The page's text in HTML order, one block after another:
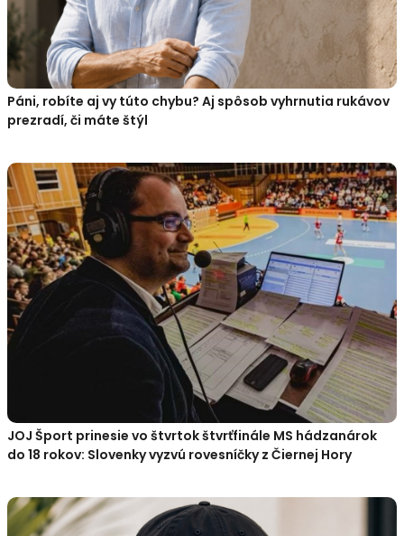
Páni, robíte aj vy túto chybu? Aj spôsob vyhrnutia rukávov
prezradí, či máte štýl
JOJ Šport prinesie vo štvrtok štvrťfinále MS hádzanárok
do 18 rokov: Slovenky vyzvú rovesníčky z Čiernej Hory